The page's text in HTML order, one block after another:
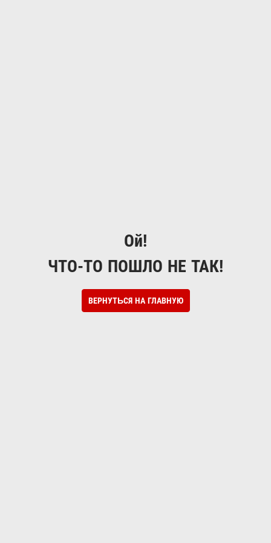
Ой!
ЧТО-ТО ПОШЛО НЕ ТАК!
ВЕРНУТЬСЯ НА ГЛАВНУЮ